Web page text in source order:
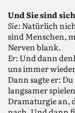
Und Sie sind
Sie: Natürlich
sind Menschen,
Nerven blank.
Er:Und dann
uns immer
Dann sagte er:
langsamer
Dramaturgie an,